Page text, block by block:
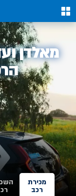
0
אלדן
מאלדן
מכירת
רכב